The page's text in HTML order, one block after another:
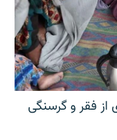
از فقر و گرسنگی